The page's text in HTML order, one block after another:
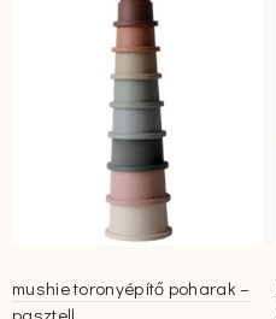
mushie toronyépítő poharak –